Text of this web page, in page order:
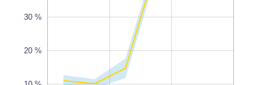
10 %
30 %
20 %
100%